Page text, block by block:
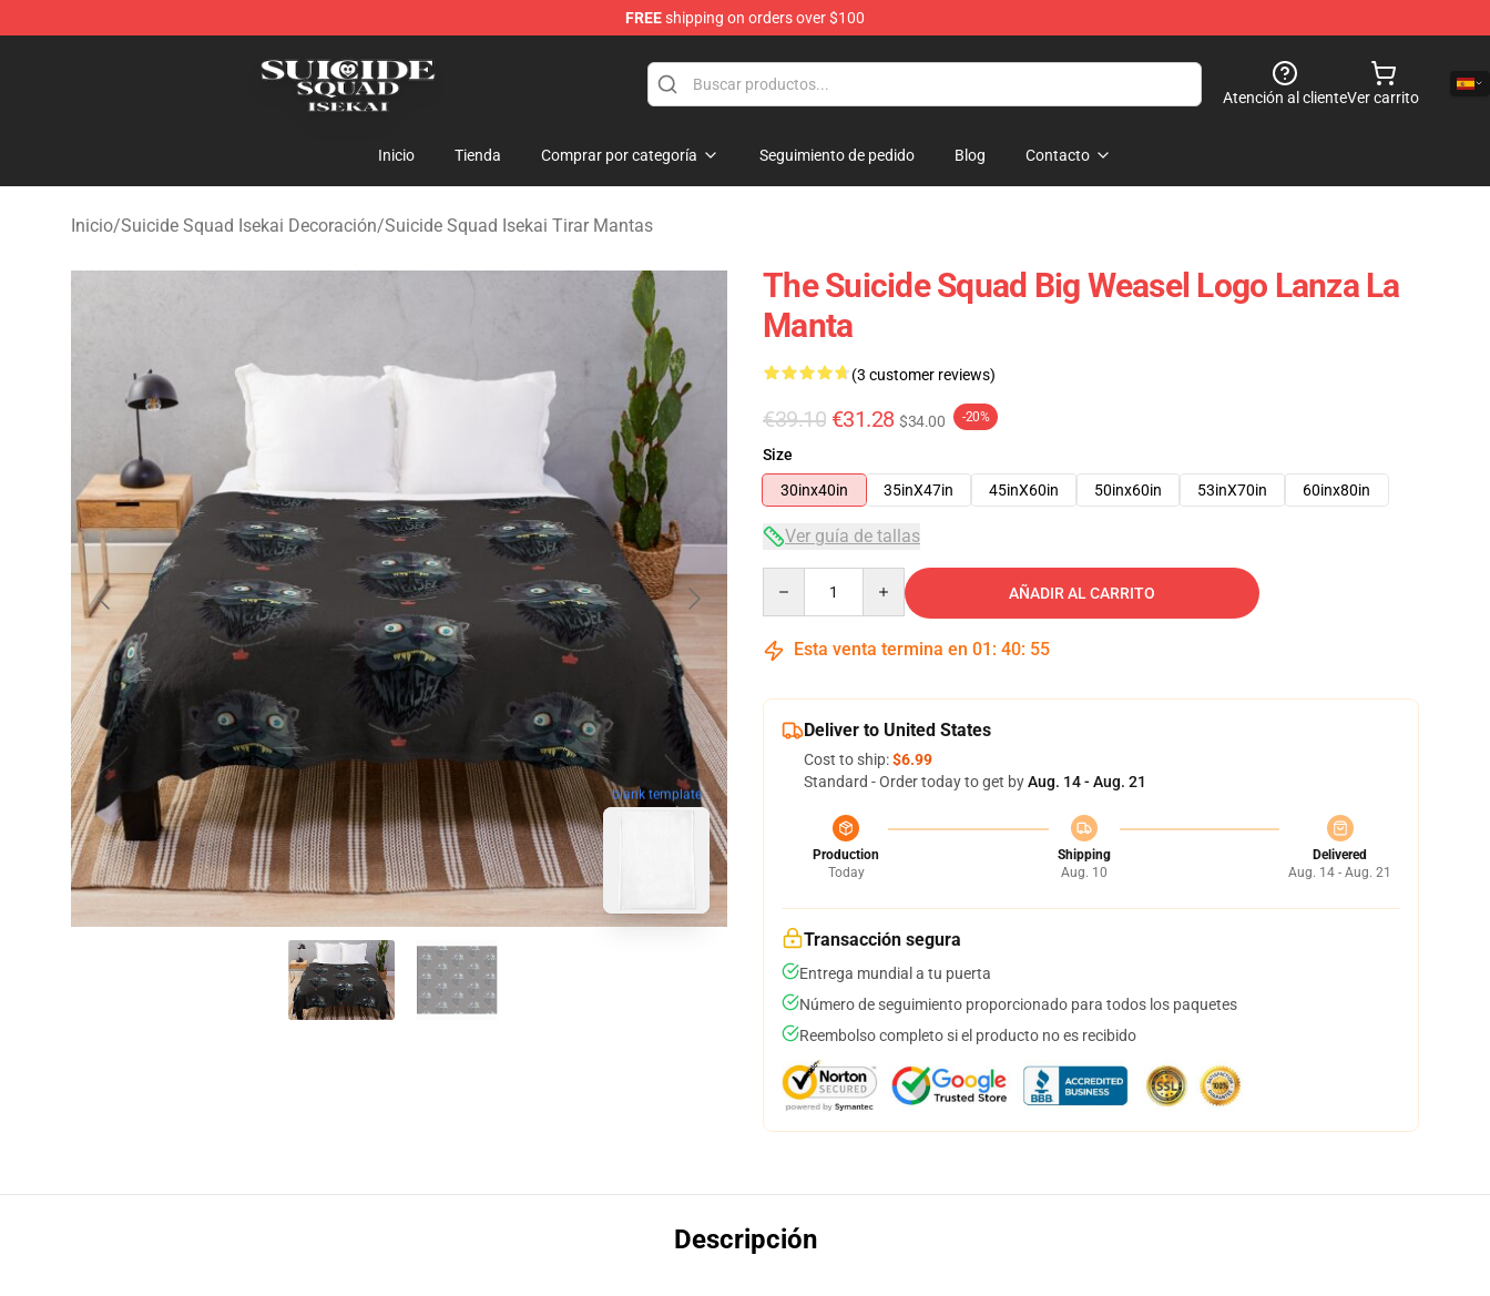
FREEshipping on orders over $100
Atención al clienteVer carrito
Inicio Tienda Comprar por categoría Seguimiento de pedido Blog Contacto
Inicio/Suicide Squad Isekai Decoración/Suicide Squad Isekai Tirar Mantas
blank template
The Suicide Squad Big Weasel Logo Lanza La
Manta
(3 customer reviews)
€39.10 €31.28 $34.00 -20%
Size
30inx40in
35inX47in 45inX60in 50inx60in 53inX70in 60inx80in
Ver guía de tallas
AÑADIR AL CARRITO
Esta venta termina en 01 : 40: 54
Deliver to United States
Cost to ship:$6.99
Standard - Order today to get byAug. 14 - Aug. 21
Production
Today
Shipping
Aug. 10
Delivered
Aug. 14 - Aug. 21
Transacción segura
Entrega mundial a tu puerta
Número de seguimiento proporcionado para todos los paquetes
Reembolso completo si el producto no es recibido
Descripción